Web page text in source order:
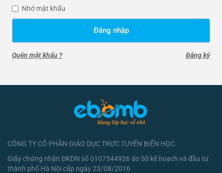
Nhớ mật khẩu
Đăng nhập
Quên mật khẩu ? Đăng ký
CÔNG TY CỔ PHẦN GIÁO DỤC TRỰC TUYẾN BIỂN HỌC
Giấy chứng nhận ĐKDN số 0107544926 do Sở kế hoạch và đầu tư
thành phố Hà Nội cấp ngày 23/08/2016